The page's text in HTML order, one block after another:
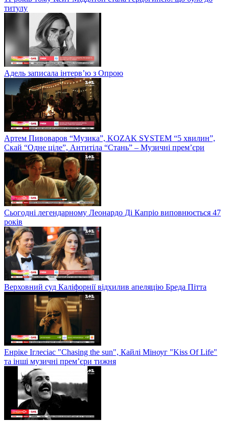
титулу
Адель записала інтерв’ю з Опрою
Артем Пивоваров “Музика”, KOZAK SYSTEM “5 хвилин”,
Скай “Одне ціле”, Антитіла “Стань” – Музичні прем’єри
Сьогодні легендарному Леонардо Ді Капріо виповнюється 47
років
Верховний суд Каліфорнії відхилив апеляцію Бреда Пітта
Енріке Іглесіас "Chasing the sun", Кайлі Міноуг "Kiss Of Life"
та інші музичні прем’єри тижня